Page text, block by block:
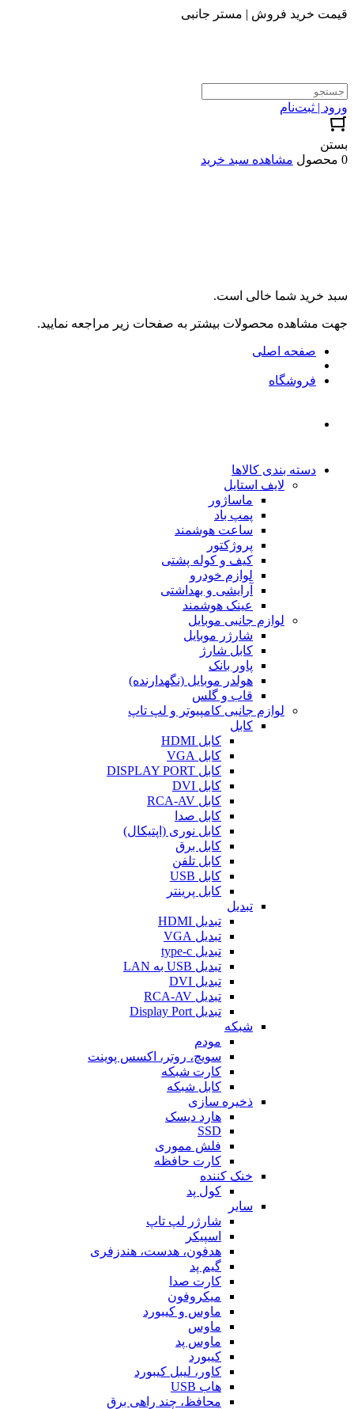
قیمت خرید فروش | مستر جانبی
ورود | ثبت‌نام
بستن
0 محصول
مشاهده سبد خرید
سبد خرید شما خالی است.
جهت مشاهده محصولات بیشتر به صفحات زیر مراجعه نمایید.
صفحه اصلی
فروشگاه
دسته بندی کالاها
لایف استایل
ماساژور
پمپ باد
ساعت هوشمند
پروژکتور
کیف و کوله پشتی
لوازم خودرو
آرایشی و بهداشتی
عینک هوشمند
لوازم جانبی موبایل
شارژر موبایل
کابل شارژ
پاور بانک
هولدر موبایل (نگهدارنده)
قاب و گلس
لوازم جانبی کامپیوتر و لپ تاپ
کابل
کابل HDMI
کابل VGA
کابل DISPLAY PORT
کابل DVI
کابل RCA-AV
کابل صدا
کابل نوری (اپتیکال)
کابل برق
کابل تلفن
کابل USB
کابل پرینتر
تبدیل
تبدیل HDMI
تبدیل VGA
تبدیل type-c
تبدیل USB به LAN
تبدیل DVI
تبدیل RCA-AV
تبدیل Display Port
شبکه
مودم
سویچ، روتر، اکسس پوینت
کارت شبکه
کابل شبکه
ذخیره سازی
هارد دیسک
SSD
فلش مموری
کارت حافظه
خنک کننده
کول پد
سایر
شارژر لپ تاپ
اسپیکر
هدفون، هدست، هندزفری
گیم پد
کارت صدا
میکروفون
ماوس و کیبورد
ماوس
ماوس پد
کیبورد
کاور، لیبل کیبورد
هاب USB
محافظ، چند راهی برق